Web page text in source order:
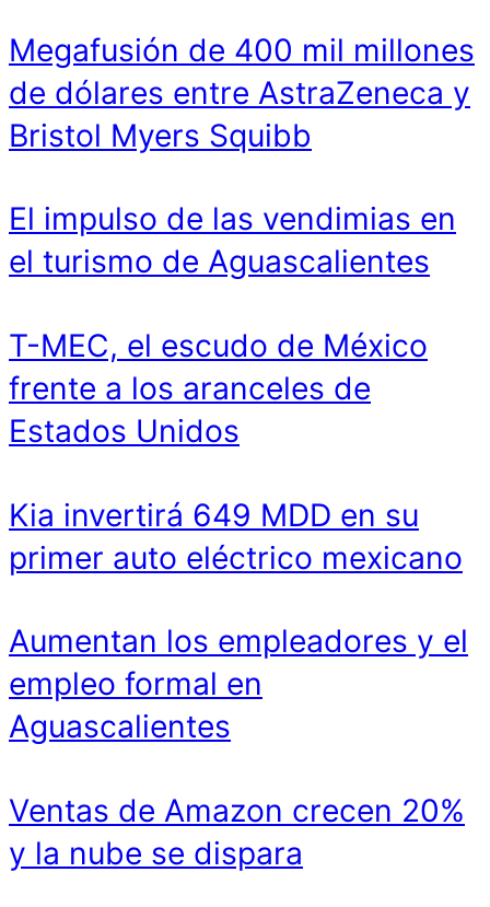
Megafusión de 400 mil millones
de dólares entre AstraZeneca y
Bristol Myers Squibb
El impulso de las vendimias en
el turismo de Aguascalientes
T-MEC, el escudo de México
frente a los aranceles de
Estados Unidos
Kia invertirá 649 MDD en su
primer auto eléctrico mexicano
Aumentan los empleadores y el
empleo formal en
Aguascalientes
Ventas de Amazon crecen 20%
y la nube se dispara